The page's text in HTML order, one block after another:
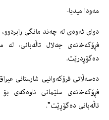
مه‌ودا میدیا-
دواى ئه‌وه‌ى له‌ چه‌ند مانگى رابردوو،
فڕۆكه‌خانه‌ى جه‌لال تاڵه‌بانی،
ده‌گۆڕدرێت.
فڕۆکەخانەی سلێمانی ناوەکەی
تاڵەبانی دەگۆڕێت”.